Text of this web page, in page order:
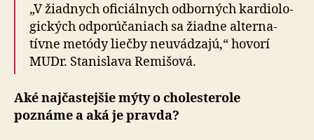
„V žiadnych oficiálnych odborných kardio­lo­
gických od­po­rú­ča­niach sa žiadne alter­na­
tívne metódy liečby neu­vá­dzajú,“ hovorí
MUDr. Stanislava Remišová.
Aké najčastejšie mýty o choleste­role
poznáme a aká je pravda?